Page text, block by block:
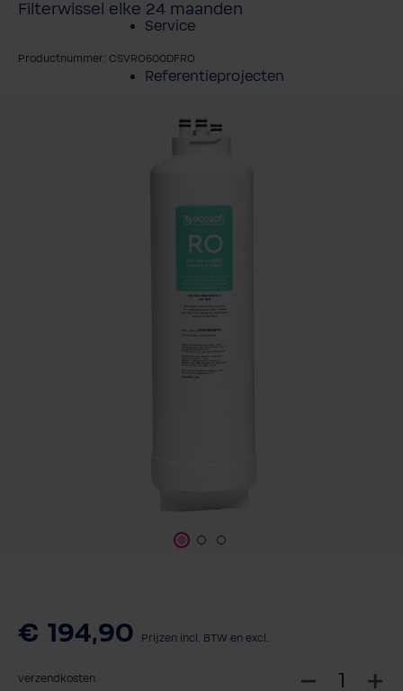
Service
Referentieprojecten
Over BWT
Vind een installateur
Filterwissel elke 24 maanden
Productnummer: CSVRO600DFRO
€ 194,90 Prijzen incl. BTW en excl.
verzendkosten